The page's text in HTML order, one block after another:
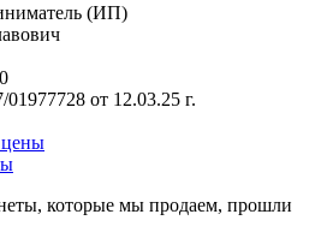
(ИП)
от 12.03.25 г.
которые мы продаем, прошли